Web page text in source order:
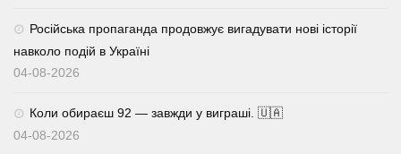
Російська пропаганда продовжує вигадувати нові історії
навколо подій в Україні
04-08-2026
Коли обираєш 92 — завжди у виграші. 🇺🇦
04-08-2026